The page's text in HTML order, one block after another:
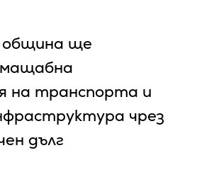
ще
на транспорта и
чрез
дълг